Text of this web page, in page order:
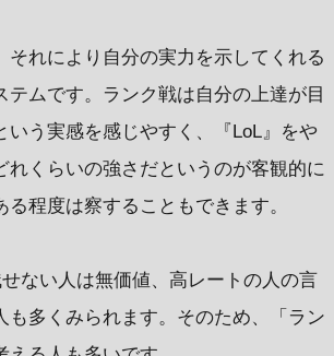
れにより自分の実力を示してくれる
ムです。ランク戦は自分の上達が目
う実感を感じやすく、『LoL』をや
くらいの強さだというのが客観的に
程度は察することもできます。
ない人は無価値、高レートの人の言
多くみられます。そのため、「ラン